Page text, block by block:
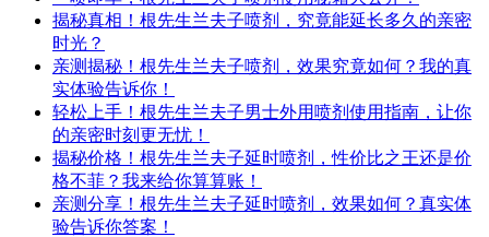
揭秘真相！根先生兰夫子喷剂，究竟能延长多久的亲密
时光？
亲测揭秘！根先生兰夫子喷剂，效果究竟如何？我的真
实体验告诉你！
轻松上手！根先生兰夫子男士外用喷剂使用指南，让你
的亲密时刻更无忧！
揭秘价格！根先生兰夫子延时喷剂，性价比之王还是价
格不菲？我来给你算算账！
亲测分享！根先生兰夫子延时喷剂，效果如何？真实体
验告诉你答案！